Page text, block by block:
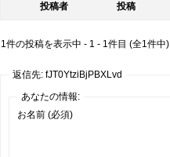
投稿者 投稿
1件の投稿を表示中 - 1 - 1件目 (全1件中)
返信先: fJT0YtziBjPBXLvd
あなたの情報:
お名前 (必須)